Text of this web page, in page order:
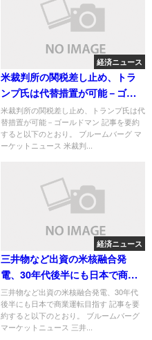
経済ニュース
米裁判所の関税差し止め、トラ
ンプ氏は代替措置が可能－ゴー
ルドマン
米裁判所の関税差し止め、トランプ氏は代
替措置が可能－ゴールドマン 記事を要約
すると以下のとおり。 ブルームバーグ マ
ーケットニュース 米裁判...
経済ニュース
三井物など出資の米核融合発
電、30年代後半にも日本で商業
運転目指す
三井物など出資の米核融合発電、30年代
後半にも日本で商業運転目指す 記事を要
約すると以下のとおり。 ブルームバーグ
マーケットニュース 三井...